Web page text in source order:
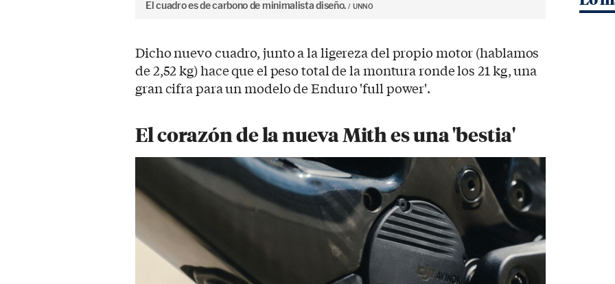
El cuadro es de carbono de minimalista diseño. UNNO
Dicho nuevo cuadro, junto a la ligereza del propio motor (hablamos
de 2,52 kg) hace que el peso total de la montura ronde los 21 kg, una
gran cifra para un modelo de Enduro 'full power'.
El corazón de la nueva Mith es una 'bestia'